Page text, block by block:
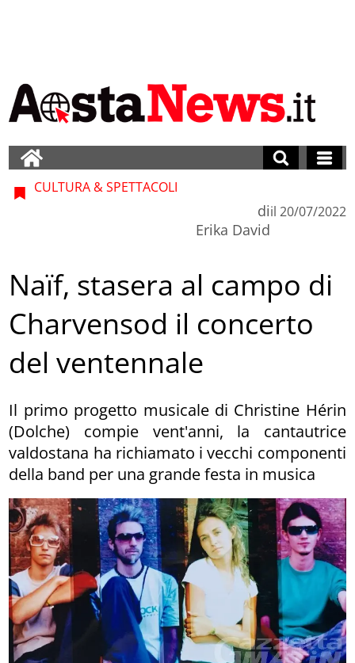
CULTURA & SPETTACOLI
di
Erika David
il 20/07/2022
Naïf, stasera al campo di
Charvensod il concerto
del ventennale
Il primo progetto musicale di Christine Hérin
(Dolche) compie vent'anni, la cantautrice
valdostana ha richiamato i vecchi componenti
della band per una grande festa in musica